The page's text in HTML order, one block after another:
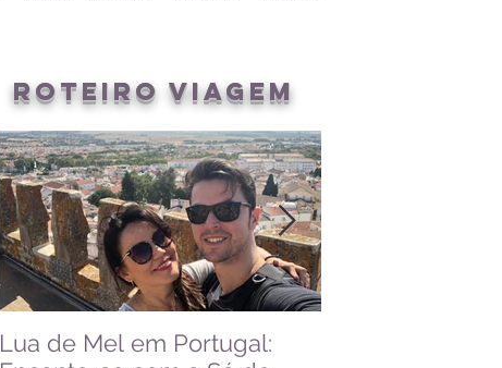
roteiro viagem
Lua de Mel em Portugal: